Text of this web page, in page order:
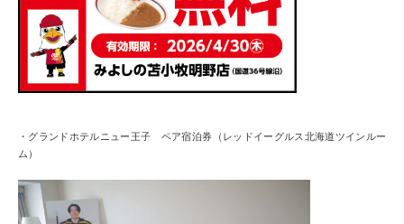
・グランドホテルニュー王子 ペア宿泊券（レッドイーグルス北海道ツインルー
ム）